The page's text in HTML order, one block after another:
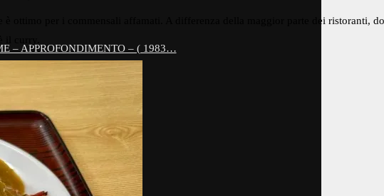
– APPROFONDIMENTO – ( 1983…
QUADRIFOGLIO
attorno al fuoco…
ottimo per i commensali affamati. A differenza della maggior parte dei ristoranti,
curry.